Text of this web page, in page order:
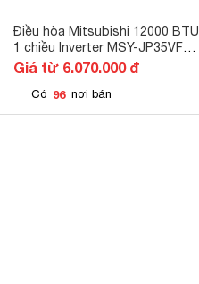
Điều hòa Mitsubishi 12000 BTU
1 chiều Inverter MSY-JP35VF
gas R-32
Giá từ 6.070.000 đ
Có 96 nơi bán